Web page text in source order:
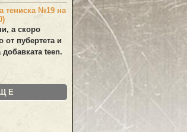
тениска №19 на
а скоро
от пубертета и
teen.